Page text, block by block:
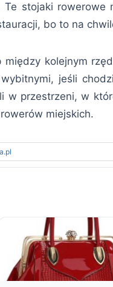
Te stojaki
bo to na
kolejnym
jeśli
w przestrzeni, w
miejskich.